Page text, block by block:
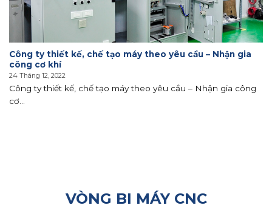
Công ty thiết kế, chế tạo máy theo yêu cầu – Nhận gia
công cơ khí
24 Tháng 12, 2022
Công ty thiết kế, chế tạo máy theo yêu cầu – Nhận gia công
cơ...
VÒNG BI MÁY CNC